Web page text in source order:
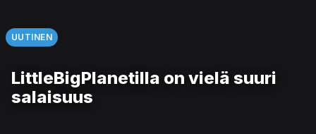
UUTINEN
LittleBigPlanetilla on vielä suuri
salaisuus